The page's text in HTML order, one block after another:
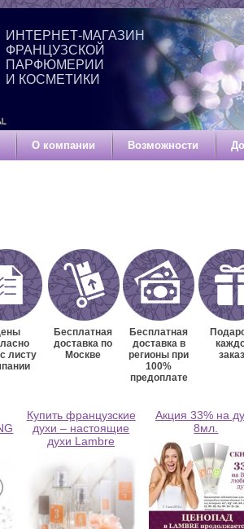
ИНТЕРНЕТ-МАГАЗИН
ФРАНЦУЗСКОЙ
ПАРФЮМЕРИИ
И КОСМЕТИКИ
О компании Возможности
листу
Бесплатная
доставка по
Москве
Бесплатная
доставка в
регионы при
100%
предоплате
Купить французские
духи – настоящие
духи Lambre
Акция 33% на
8мл.